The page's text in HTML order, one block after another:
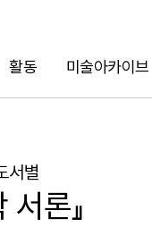
활동 미술아카이브
서별
서론』